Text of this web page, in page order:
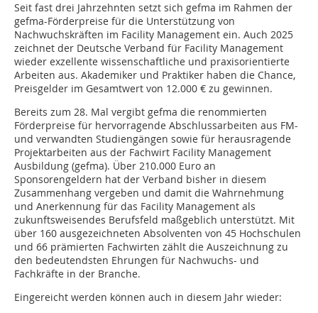
Seit fast drei Jahrzehnten setzt sich gefma im Rahmen der
gefma-Förderpreise für die Unterstützung von
Nachwuchskräften im Facility Management ein. Auch 2025
zeichnet der Deutsche Verband für Facility Management
wieder exzellente wissenschaftliche und praxisorientierte
Arbeiten aus. Akademiker und Praktiker haben die Chance,
Preisgelder im Gesamtwert von 12.000 € zu gewinnen.
Bereits zum 28. Mal vergibt gefma die renommierten
Förderpreise für hervorragende Abschlussarbeiten aus FM-
und verwandten Studiengängen sowie für herausragende
Projektarbeiten aus der Fachwirt Facility Management
Ausbildung (gefma). Über 210.000 Euro an
Sponsorengeldern hat der Verband bisher in diesem
Zusammenhang vergeben und damit die Wahrnehmung
und Anerkennung für das Facility Management als
zukunftsweisendes Berufsfeld maßgeblich unterstützt. Mit
über 160 ausgezeichneten Absolventen von 45 Hochschulen
und 66 prämierten Fachwirten zählt die Auszeichnung zu
den bedeutendsten Ehrungen für Nachwuchs- und
Fachkräfte in der Branche.
Eingereicht werden können auch in diesem Jahr wieder: